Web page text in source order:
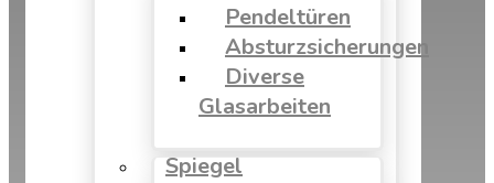
Pendeltüren
Absturzsicherungen
Diverse
Glasarbeiten
Spiegel